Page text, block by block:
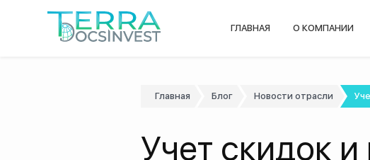
ГЛАВНАЯ О КОМПАНИИ
Главная Блог Новости отрасли
Учет скидок